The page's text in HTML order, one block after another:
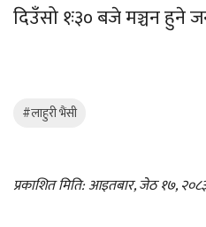
दिउँसो १ः३० बजे मञ्चन हुने
#लाहुरी भैंसी
प्रकाशित मिति: आइतबार, जेठ १७,